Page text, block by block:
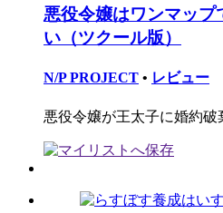
悪役令嬢はワンマップ
い（ツクール版）
N/P PROJECT • レビュー
悪役令嬢が王太子に婚約